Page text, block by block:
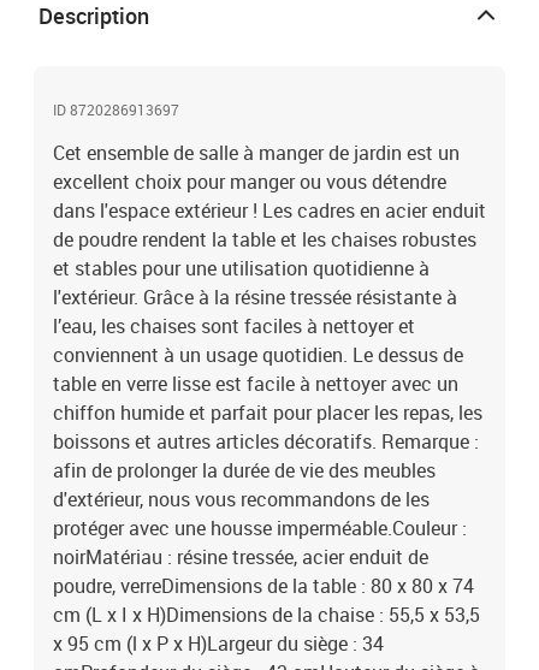
Description
ID 8720286913697
Cet ensemble de salle à manger de jardin est un
excellent choix pour manger ou vous détendre
dans l'espace extérieur ! Les cadres en acier enduit
de poudre rendent la table et les chaises robustes
et stables pour une utilisation quotidienne à
l'extérieur. Grâce à la résine tressée résistante à
l’eau, les chaises sont faciles à nettoyer et
conviennent à un usage quotidien. Le dessus de
table en verre lisse est facile à nettoyer avec un
chiffon humide et parfait pour placer les repas, les
boissons et autres articles décoratifs. Remarque :
afin de prolonger la durée de vie des meubles
d'extérieur, nous vous recommandons de les
protéger avec une housse imperméable.Couleur :
noirMatériau : résine tressée, acier enduit de
poudre, verreDimensions de la table : 80 x 80 x 74
cm (L x I x H)Dimensions de la chaise : 55,5 x 53,5
x 95 cm (l x P x H)Largeur du siège : 34